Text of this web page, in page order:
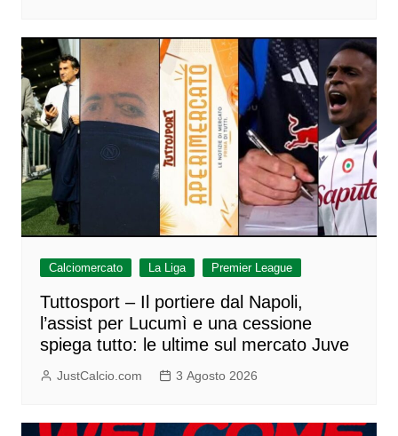
Calciomercato La Liga Premier League
Tuttosport – Il portiere dal Napoli,
l’assist per Lucumì e una cessione
spiega tutto: le ultime sul mercato Juve
JustCalcio.com 3 Agosto 2026